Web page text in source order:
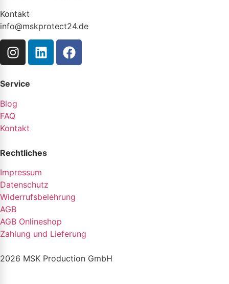
Kontakt
info@mskprotect24.de
Service
Blog
FAQ
Kontakt
Rechtliches
Impressum
Datenschutz
Widerrufsbelehrung
AGB
AGB Onlineshop
Zahlung und Lieferung
2026 MSK Production GmbH